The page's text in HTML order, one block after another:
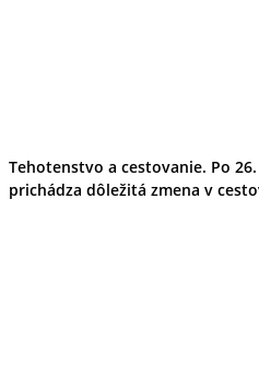
Tehotenstvo a cestovanie. Po
prichádza dôležitá zmena v